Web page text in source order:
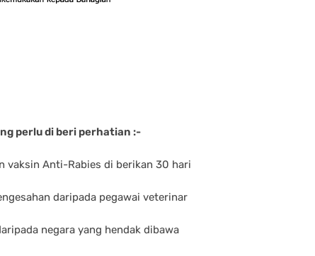
perlu di beri perhatian :-
vaksin Anti-Rabies di berikan 30 hari
daripada pegawai veterinar
negara yang hendak dibawa